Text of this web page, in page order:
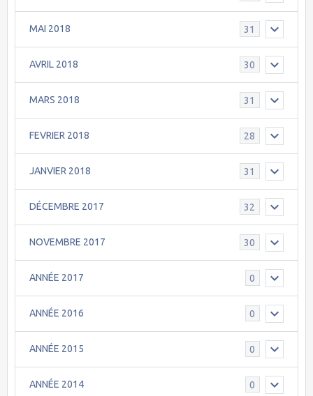
MAI 2018 31
AVRIL 2018 30
MARS 2018 31
FEVRIER 2018 28
JANVIER 2018 31
DÉCEMBRE 2017 32
NOVEMBRE 2017 30
ANNÉE 2017 0
ANNÉE 2016 0
ANNÉE 2015 0
ANNÉE 2014 0